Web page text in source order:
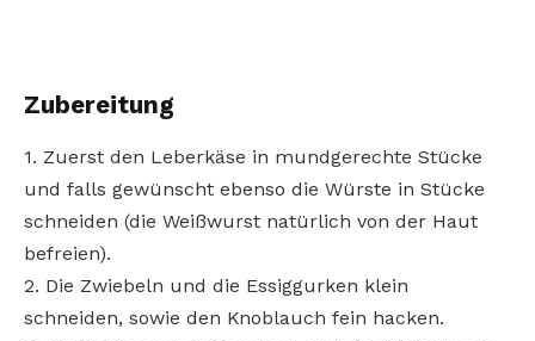
Zubereitung
1. Zuerst den Leberkäse in mundgerechte Stücke
und falls gewünscht ebenso die Würste in Stücke
schneiden (die Weißwurst natürlich von der Haut
befreien).
2. Die Zwiebeln und die Essiggurken klein
schneiden, sowie den Knoblauch fein hacken.